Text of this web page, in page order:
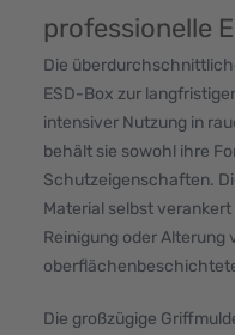
professionelle
Die
ESD-Box zur
intensiver Nutzung in
behält sie sowohl ihre
Schutzeigenschaften.
Material selbst
Reinigung oder Alterung
Die großzügige